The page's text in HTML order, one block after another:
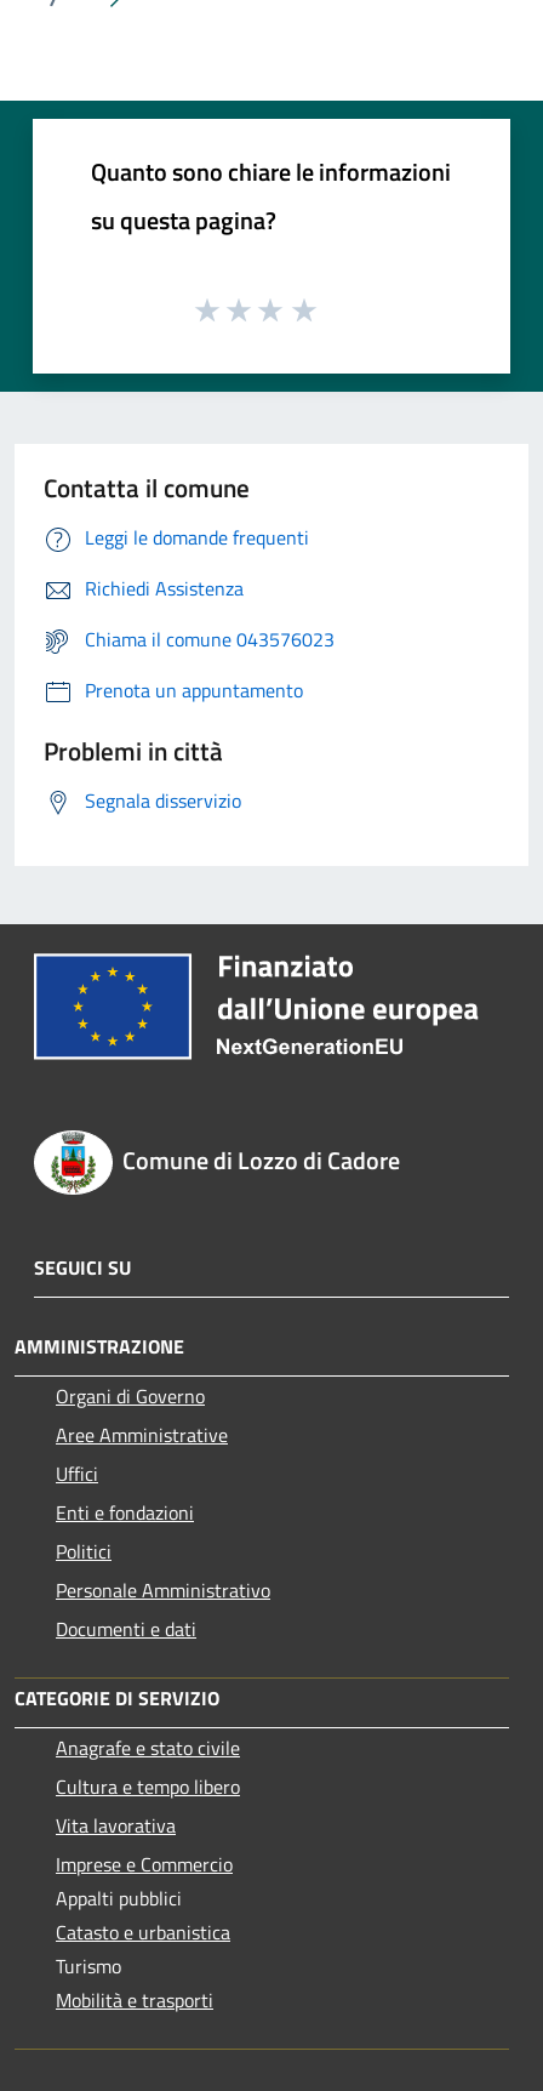
Pagina successiva
Quanto sono chiare le informazioni
su questa pagina?
Contatta il comune
Leggi le domande frequenti
Richiedi Assistenza
Chiama il comune 043576023
Prenota un appuntamento
Problemi in città
Segnala disservizio
Comune di Lozzo di Cadore
SEGUICI SU
AMMINISTRAZIONE
Organi di Governo
Aree Amministrative
Uffici
Enti e fondazioni
Politici
Personale Amministrativo
Documenti e dati
CATEGORIE DI SERVIZIO
Anagrafe e stato civile
Cultura e tempo libero
Vita lavorativa
Imprese e Commercio
Appalti pubblici
Catasto e urbanistica
Turismo
Mobilità e trasporti